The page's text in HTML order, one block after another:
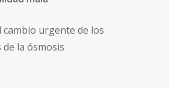
cambio urgente de los
la ósmosis